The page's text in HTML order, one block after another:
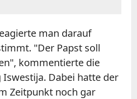
man darauf
"Der Papst soll
kommentierte die
Iswestija. Dabei hatte der
Zeitpunkt noch gar